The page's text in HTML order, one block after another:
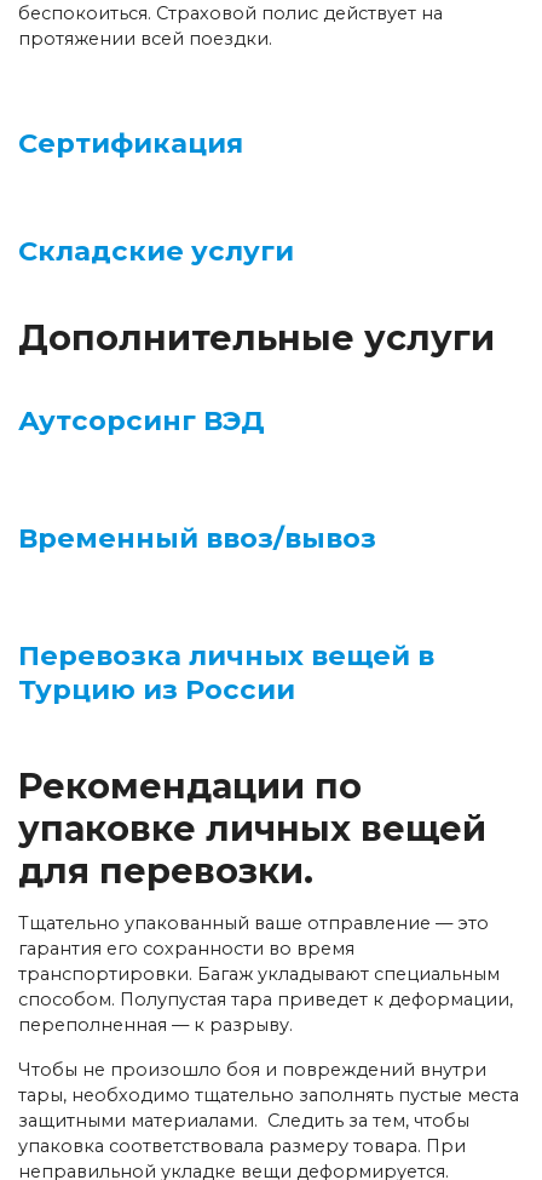
беспокоиться. Страховой полис действует на
протяжении всей поездки.
Сертификация
Складские услуги
Дополнительные услуги
Аутсорсинг ВЭД
Временный ввоз/вывоз
Перевозка личных вещей в
Турцию из России
Рекомендации по
упаковке личных вещей
для перевозки.
Тщательно упакованный ваше отправление — это
гарантия его сохранности во время
транспортировки. Багаж укладывают специальным
способом. Полупустая тара приведет к деформации,
переполненная — к разрыву.
Чтобы не произошло боя и повреждений внутри
тары, необходимо тщательно заполнять пустые места
защитными материалами. Следить за тем, чтобы
упаковка соответствовала размеру товара. При
неправильной укладке вещи деформируется.